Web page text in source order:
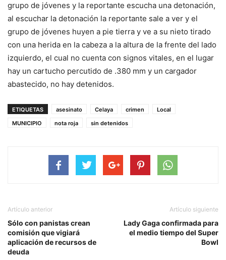
grupo de jóvenes y la reportante escucha una detonación,
al escuchar la detonación la reportante sale a ver y el
grupo de jóvenes huyen a pie tierra y ve a su nieto tirado
con una herida en la cabeza a la altura de la frente del lado
izquierdo, el cual no cuenta con signos vitales, en el lugar
hay un cartucho percutido de .380 mm y un cargador
abastecido, no hay detenidos.
ETIQUETAS asesinato Celaya crimen
Local
MUNICIPIO
nota roja sin detenidos
Artículo anterior
Sólo con panistas crean
comisión que vigiará
aplicación de recursos de
deuda
Artículo siguiente
Lady Gaga confirmada para
el medio tiempo del Super
Bowl